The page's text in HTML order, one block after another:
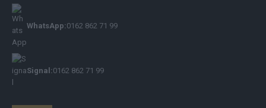
WhatsApp:0162 862 71 99
Signal:0162 862 71 99